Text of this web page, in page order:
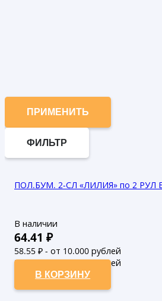
ПРИМЕНИТЬ
ФИЛЬТР
ПОЛ.БУМ. 2-СЛ «ЛИЛИЯ» по 2 РУЛ
В наличии
64.41 ₽
58.55 ₽ - от 10.000 рублей
53.23₽ - от 50.000 рублей
В КОРЗИНУ